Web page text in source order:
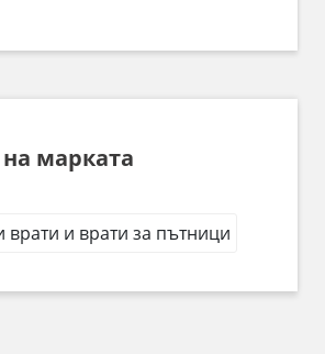
марката
и врати за пътници